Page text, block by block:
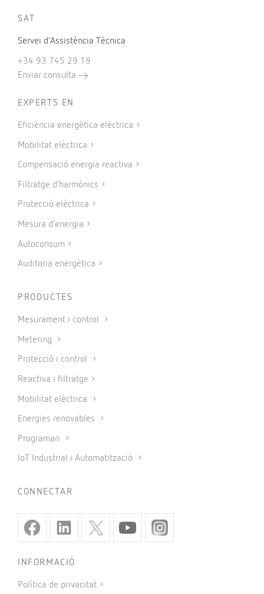
SAT
Servei d’Assistència Tècnica
+34 93 745 29 19
Enviar consulta
EXPERTS EN
Eficiència energètica elèctrica
Mobilitat elèctrica
Compensació energia reactiva
Filtratge d’harmònics
Protecció elèctrica
Mesura d’energia
Autoconsum
Auditoria energètica
PRODUCTES
Mesurament i control
Metering
Protecció i control
Reactiva i filtratge
Mobilitat elèctrica
Energies renovables
Programari
IoT Industrial i Automatització
CONNECTAR
INFORMACIÓ
Política de privacitat